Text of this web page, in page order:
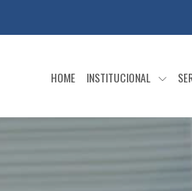
HOME INSTITUCIONAL